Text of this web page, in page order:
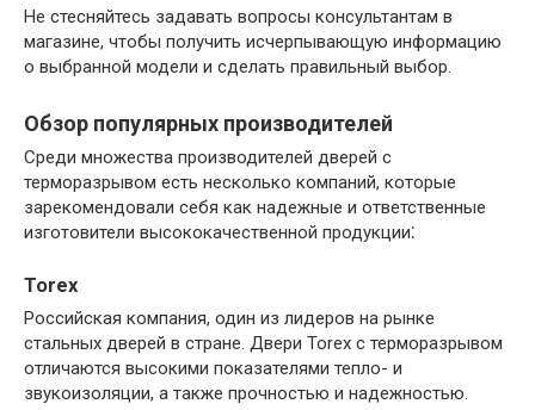
Не стесняйтесь задавать вопросы консультантам в
магазине, чтобы получить исчерпывающую информацию
о выбранной модели и сделать правильный выбор.​
Обзор популярных производителей
Среди множества производителей дверей с
терморазрывом есть несколько компаний, которые
зарекомендовали себя как надежные и ответственные
изготовители высококачественной продукции⁚
Torex
Российская компания, один из лидеров на рынке
стальных дверей в стране.​ Двери Torex с терморазрывом
отличаются высокими показателями тепло- и
звукоизоляции, а также прочностью и надежностью.